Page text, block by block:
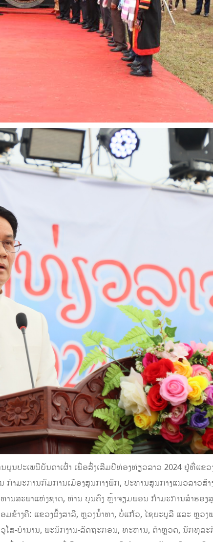
ນປະເພນີບັນດາເຜົ່າ ເພື່ອສົ່ງເສີມປີທ່ອງທ່ຽວລາວ 2024 ຢູ່ທີ່ແຂວ
ຳມະການກົມການເມືອງສູນກາງພັກ, ປະທານສູນກາງແນວລາວສ້າ
ນສະພາແຫ່ງຊາດ, ທ່ານ ບຸນຄົງ ຫຼ້າຈຽມພອນ ກຳມະການສໍາຮອງ
ຂ້າງຄື: ແຂວງຜົ້ງສາລີ, ຫຼວງນໍ້າທາ, ບໍ່ແກ້ວ, ໄຊຍະບູລີ ແລະ ຫຼວງ
ໂສ-ບຳນານ, ພະນັກງານ-ລັດຖະກອນ, ທະຫານ, ຕຳຫຼວດ, ນັກທຸລ